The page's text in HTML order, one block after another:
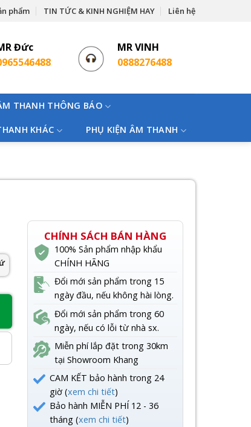
phẩm TIN TỨC & KINH NGHIỆM HAY Liên hệ
Đức
MR VINH
0888276488
THANH THÔNG BÁO
KHÁC PHỤ KIỆN ÂM THANH
CHÍNH SÁCH BÁN HÀNG
100% Sản phẩm nhập khẩu
CHÍNH HÃNG
Đổi mới sản phẩm trong 15
ngày đầu, nếu không hài lòng.
Đổi mới sản phẩm trong 60
ngày, nếu có lỗi từ nhà sx.
Miễn phí lắp đặt trong 30km
tại Showroom Khang
CAM KẾT bảo hành trong 24
giờ (xem chi tiết)
Bảo hành MIỄN PHÍ 12 - 36
tháng (xem chi tiết)